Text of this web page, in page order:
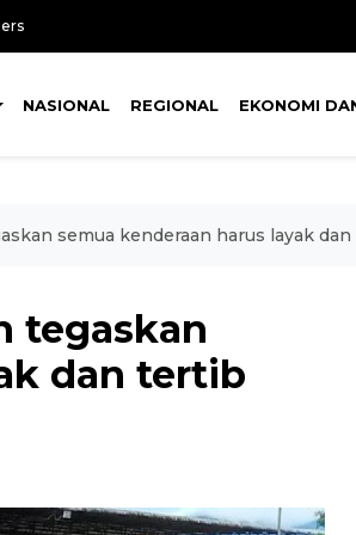
NASIONAL REGIONAL EKONOMI
semua kenderaan harus layak
tegaskan
dan tertib